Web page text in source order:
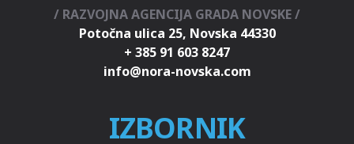
/ RAZVOJNA AGENCIJA GRADA NOVSKE /
Potočna ulica 25, Novska 44330
+ 385 91 603 8247
IZBORNIK